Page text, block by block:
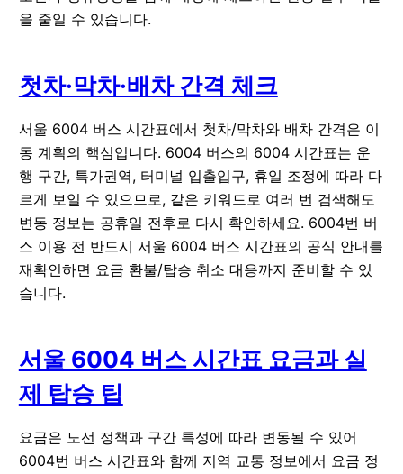
을 줄일 수 있습니다.
첫차·막차·배차 간격 체크
서울 6004 버스 시간표에서 첫차/막차와 배차 간격은 이
동 계획의 핵심입니다. 6004 버스의 6004 시간표는 운
행 구간, 특가권역, 터미널 입출입구, 휴일 조정에 따라 다
르게 보일 수 있으므로, 같은 키워드로 여러 번 검색해도
변동 정보는 공휴일 전후로 다시 확인하세요. 6004번 버
스 이용 전 반드시 서울 6004 버스 시간표의 공식 안내를
재확인하면 요금 환불/탑승 취소 대응까지 준비할 수 있
습니다.
서울 6004 버스 시간표 요금과 실
제 탑승 팁
요금은 노선 정책과 구간 특성에 따라 변동될 수 있어
6004번 버스 시간표와 함께 지역 교통 정보에서 요금 정